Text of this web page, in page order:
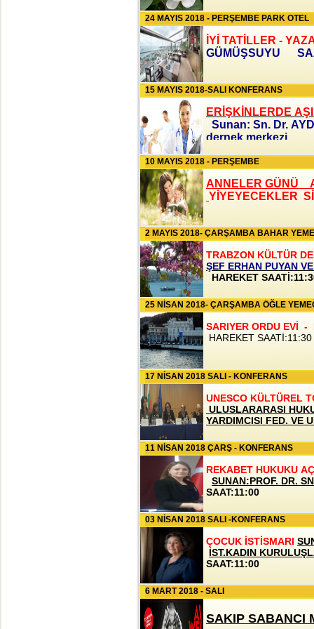
24 MAYIS 2018 - PERŞEMBE PARK OTEL
İYİ TATİLLER -
GÜMÜŞSUYU
15 MAYIS 2018-SALI KONFERANS
ERİŞKİNLERDE
Sunan: Sn. Dr.
dernek merkezi
10 MAYIS 2018 - PERŞEMBE
ANNELER GÜNÜ
YİYEYECEKLER
2 MAYIS 2018- ÇARŞAMBA BAHAR
TRABZON KÜLTÜR
ŞEF ERHAN PUYAN
HAREKET
25 NİSAN 2018- ÇARŞAMBA ÖĞLE
SARIYER ORDU EVİ -
HAREKET
17 NİSAN 2018 SALI - KONFERANS
UNESCO KÜLTÜREL
ULUSLARARASI
YARDIMCISI FED. VE
11 NİSAN 2018 ÇARŞ - KONFERANS
REKABET HUKUKU
SUNAN:PROF. DR.
SAAT:11:00
03 NİSAN 2018 SALI -KONFERANS
ÇOCUK İSTİSMARI
İST.KADIN
SAAT:11:00
6 MART 2018 - SALI
SAKIP SABANCI